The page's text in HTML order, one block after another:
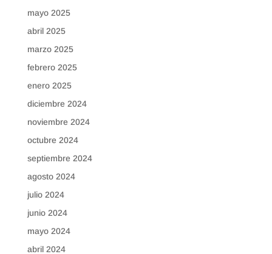
mayo 2025
abril 2025
marzo 2025
febrero 2025
enero 2025
diciembre 2024
noviembre 2024
octubre 2024
septiembre 2024
agosto 2024
julio 2024
junio 2024
mayo 2024
abril 2024